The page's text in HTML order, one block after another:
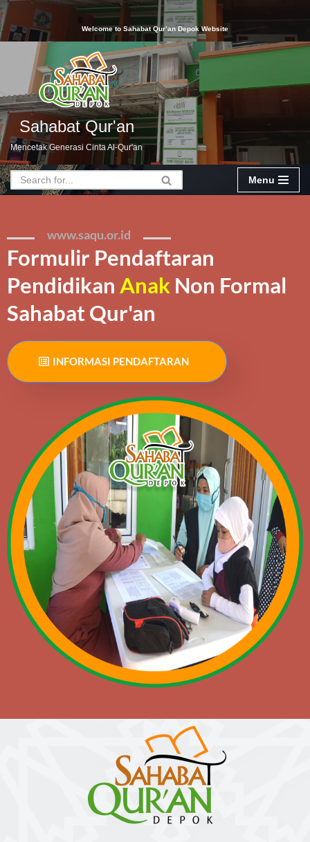
Skip
content
Welcome to Sahabat Qur’an Depok Website
Sahabat Qur'an
Mencetak Generasi Cinta Al-Qur'an
Menu
www.saqu.or.id
Formulir Pendaftaran
Pendidikan Anak Non Formal
Sahabat Qur'an
INFORMASI PENDAFTARAN